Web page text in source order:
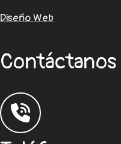
Diseño Web
Contáctanos